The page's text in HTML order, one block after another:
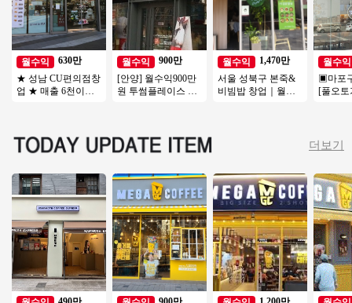
월수익
630만
★ 성남 CU편의점창
업 ★ 매출 6천이상
월수익
900만
[안양] 월수익900만
원 투썸플레이스 오
월수익
1,470만
서울 성북구 본죽&
비빔밥 창업｜월매
월수익
▣마포
[풀오토
더보기